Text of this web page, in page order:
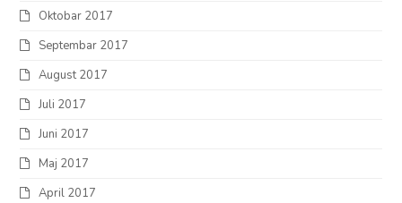
Oktobar 2017
Septembar 2017
August 2017
Juli 2017
Juni 2017
Maj 2017
April 2017